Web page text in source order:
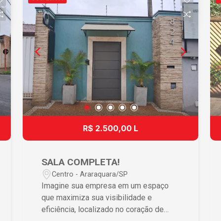
recepção agradável aos visitantes •
Cozinha prática facilitando o dia a dia
operacional • Recepcionista incluída
assegurando um atendimento
profissional imediato Diferenciais que
Fazem a Diferença A oferta inclui todos
os serviços essenciais, como água,
energia e internet, permitindo que você
se concentre no que realmente importa
– o crescimento do seu negócio. A
operacional garante um ambiente
banheiros modernos elevam o padrão
de suas instalações, melhorando a
percepção de sua marca e o bem-estar
de equipe e clientes. Localização
Privilegiada Localizado no bairro Vila
Harmonia, em Araraquara, este
R$ 2.500,00 L
SALA COMPLETA!
Centro - Araraquara/SP
Imagine sua empresa em um espaço
que maximiza sua visibilidade e
eficiência, localizado no coração de